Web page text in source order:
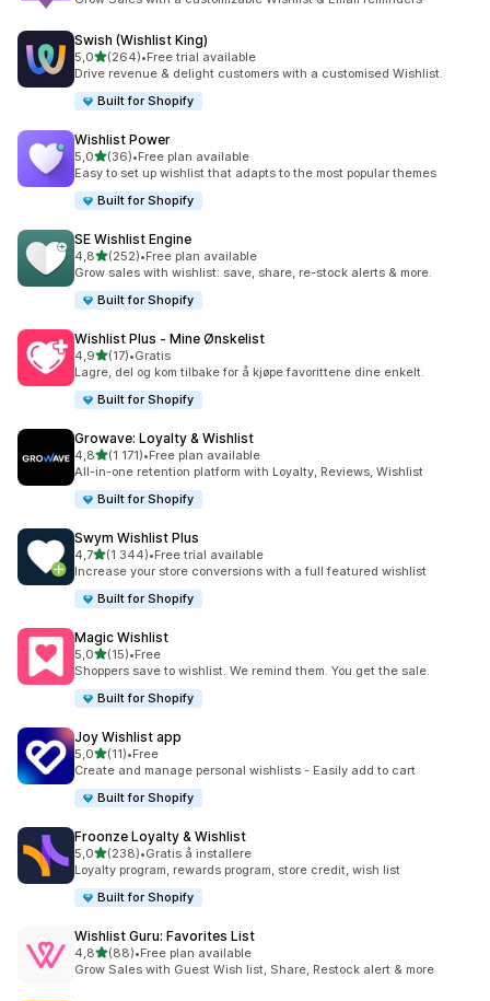
Swish (Wishlist King)
5,0av 5 stjerner
(264)
Totalt 264 omtaler
•Free trial available
Drive revenue & delight customers with a customised Wishlist.
Built for Shopify
Wishlist Power
5,0av 5 stjerner
(36)
Totalt 36 omtaler
•Free plan available
Easy to set up wishlist that adapts to the most popular themes
Built for Shopify
SE Wishlist Engine
4,8av 5 stjerner
(252)
Totalt 252 omtaler
•Free plan available
Grow sales with wishlist: save, share, re-stock alerts & more.
Built for Shopify
Wishlist Plus ‑ Mine Ønskelist
4,9av 5 stjerner
(17)
Totalt 17 omtaler
•Gratis
Lagre, del og kom tilbake for å kjøpe favorittene dine enkelt.
Built for Shopify
Growave: Loyalty & Wishlist
4,8av 5 stjerner
(1 171)
Totalt 1171 omtaler
•Free plan available
All-in-one retention platform with Loyalty, Reviews, Wishlist
Built for Shopify
Swym Wishlist Plus
4,7av 5 stjerner
(1 344)
Totalt 1344 omtaler
•Free trial available
Increase your store conversions with a full featured wishlist
Built for Shopify
Magic Wishlist
5,0av 5 stjerner
(15)
Totalt 15 omtaler
•Free
Shoppers save to wishlist. We remind them. You get the sale.
Built for Shopify
Joy Wishlist app
5,0av 5 stjerner
(11)
Totalt 11 omtaler
•Free
Create and manage personal wishlists - Easily add to cart
Built for Shopify
Froonze Loyalty & Wishlist
5,0av 5 stjerner
(238)
Totalt 238 omtaler
•Gratis å installere
Loyalty program, rewards program, store credit, wish list
Built for Shopify
Wishlist Guru: Favorites List
4,8av 5 stjerner
(88)
Totalt 88 omtaler
•Free plan available
Grow Sales with Guest Wish list, Share, Restock alert & more